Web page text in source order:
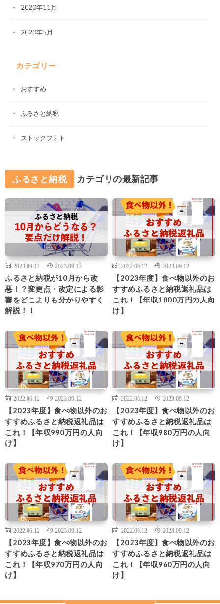
2020年11月
2020年5月
カテゴリー
おすすめ
ふるさと納税
ストックフォト
ふるさと納税 カテゴリの最新記事
2023.09.12 2023.09.13
ふるさと納税が10月から改
悪！？変更点・改定による影
響をどこよりも分かりやすく
解説！！
2022.06.12 2023.09.12
【2023年度】食べ物以外のお
すすめふるさと納税返礼品は
これ！【年収1000万円の人向
け】
2022.06.12 2023.09.12
【2023年度】食べ物以外のお
すすめふるさと納税返礼品は
これ！【年収990万円の人向
け】
2022.06.12 2023.09.12
【2023年度】食べ物以外のお
すすめふるさと納税返礼品は
これ！【年収980万円の人向
け】
2022.06.12 2023.09.12
【2023年度】食べ物以外のお
すすめふるさと納税返礼品は
これ！【年収970万円の人向
け】
2022.06.12 2023.09.12
【2023年度】食べ物以外のお
すすめふるさと納税返礼品は
これ！【年収960万円の人向
け】